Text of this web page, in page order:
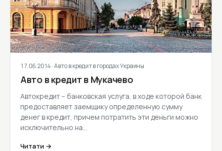
17.06.2014· Авто в кредит в городах Украины
Авто в кредит в Мукачево
Автокредит – банковская услуга, в ходе которой банк
предоставляет заемщику определенную сумму
денег в кредит, причем потратить эти деньги можно
исключительно на…
Читати →